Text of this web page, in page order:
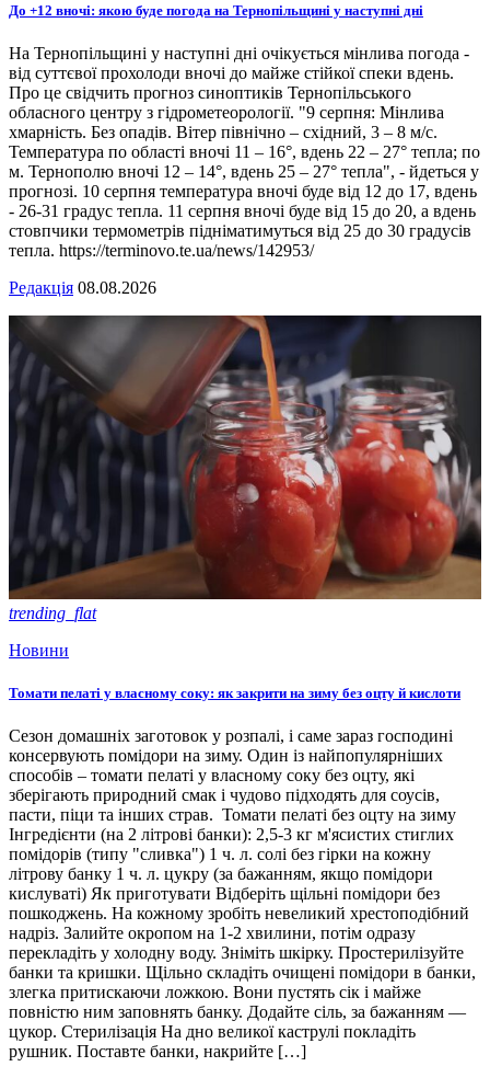
До +12 вночі: якою буде погода на Тернопільщині у наступні дні
На Тернопільщині у наступні дні очікується мінлива погода -
від суттєвої прохолоди вночі до майже стійкої спеки вдень.
Про це свідчить прогноз синоптиків Тернопільського
обласного центру з гідрометеорології. "9 серпня: Мінлива
хмарність. Без опадів. Вітер північно – східний, 3 – 8 м/с.
Температура по області вночі 11 – 16°, вдень 22 – 27° тепла; по
м. Тернополю вночі 12 – 14°, вдень 25 – 27° тепла", - йдеться у
прогнозі. 10 серпня температура вночі буде від 12 до 17, вдень
- 26-31 градус тепла. 11 серпня вночі буде від 15 до 20, а вдень
стовпчики термометрів підніматимуться від 25 до 30 градусів
тепла. https://terminovo.te.ua/news/142953/
Редакція 08.08.2026
trending_flat
Новини
Томати пелаті у власному соку: як закрити на зиму без оцту й кислоти
Сезон домашніх заготовок у розпалі, і саме зараз господині
консервують помідори на зиму. Один із найпопулярніших
способів – томати пелаті у власному соку без оцту, які
зберігають природний смак і чудово підходять для соусів,
пасти, піци та інших страв. Томати пелаті без оцту на зиму
Інгредієнти (на 2 літрові банки): 2,5-3 кг м'ясистих стиглих
помідорів (типу "сливка") 1 ч. л. солі без гірки на кожну
літрову банку 1 ч. л. цукру (за бажанням, якщо помідори
кислуваті) Як приготувати Відберіть щільні помідори без
пошкоджень. На кожному зробіть невеликий хрестоподібний
надріз. Залийте окропом на 1-2 хвилини, потім одразу
перекладіть у холодну воду. Зніміть шкірку. Простерилізуйте
банки та кришки. Щільно складіть очищені помідори в банки,
злегка притискаючи ложкою. Вони пустять сік і майже
повністю ним заповнять банку. Додайте сіль, за бажанням —
цукор. Стерилізація На дно великої каструлі покладіть
рушник. Поставте банки, накрийте […]